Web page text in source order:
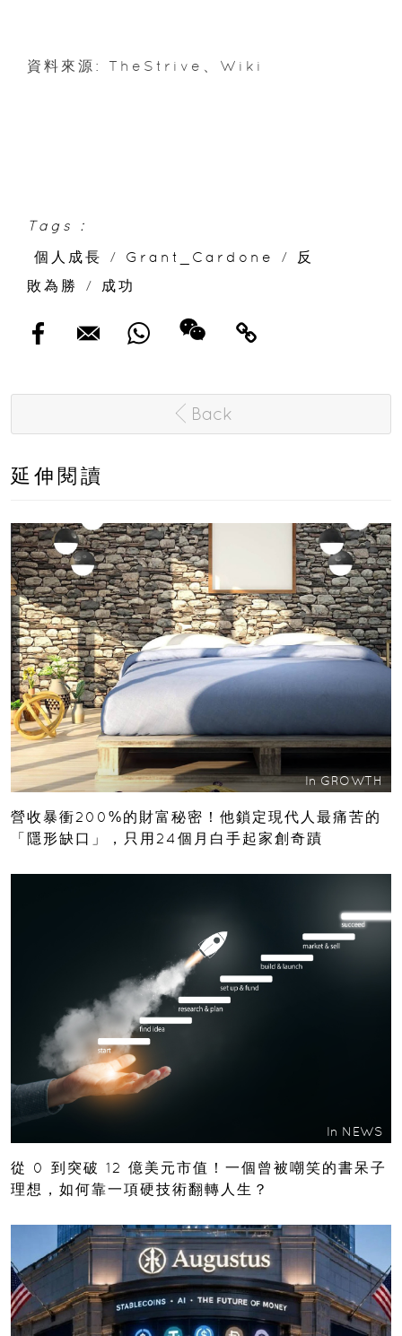
資料來源: TheStrive、Wiki
Tags :
個人成長
/ Grant_Cardone /
反
敗為勝
/ 成功
Back
延伸閱讀
In GROWTH
營收暴衝200%的財富秘密！他鎖定現代人最痛苦的
「隱形缺口」，只用24個月白手起家創奇蹟
In NEWS
從 0 到突破 12 億美元市值！一個曾被嘲笑的書呆子
理想，如何靠一項硬技術翻轉人生？